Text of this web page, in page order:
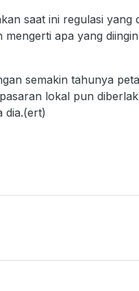
saat ini regulasi yang
apa yang
semakin tahunya
lokal pun
dia.(ert)